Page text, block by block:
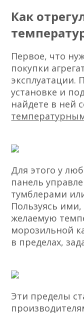
Как
Первое, что
покупки
установке и
найдете в ней
Для этого у
панель
тумблерами
Пользуясь
желаемую
морозильной
в пределах,
Эти пределы